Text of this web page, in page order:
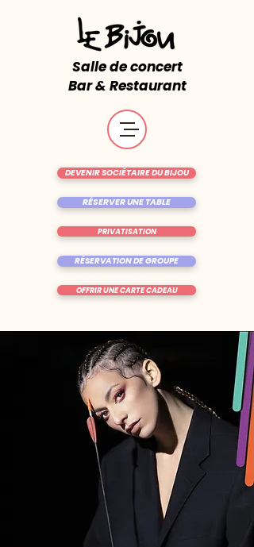
Salle de concert
Bar & Restaurant
RÉSERVER UNE TABLE
OFFRIR UNE CARTE CADEAU
DEVENIR SOCIÉTAIRE DU BIJOU
RÉSERVATION DE GROUPE
PRIVATISATION